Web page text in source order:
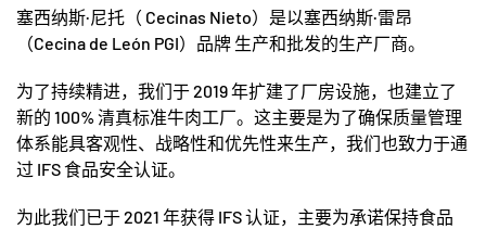
塞西纳斯·尼托（ Cecinas Nieto）是以塞西纳斯·雷昂
（Cecina de León PGI）品牌 生产和批发的生产厂商。
为了持续精进，我们于 2019年扩建了厂房设施，也建立了
新的 100%清真标准牛肉工厂。这主要是为了确保质量管理
体系能具客观性、战略性和优先性来生产，我们也致力于通
过 IFS食品安全认证。
为此我们已于 2021 年获得 IFS认证，主要为承诺保持食品